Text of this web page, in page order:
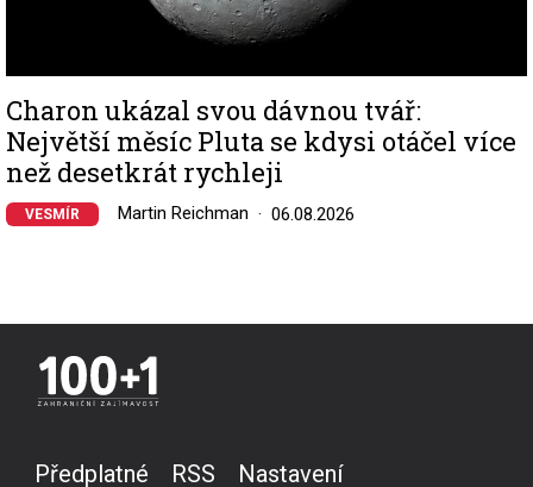
Charon ukázal svou dávnou tvář:
Největší měsíc Pluta se kdysi otáčel více
než desetkrát rychleji
VESMÍR Martin Reichman 06.08.2026
Předplatné RSS Nastavení